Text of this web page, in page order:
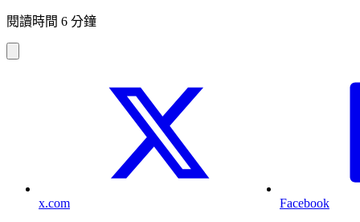
閱讀時間 6 分鐘
x.com Facebook